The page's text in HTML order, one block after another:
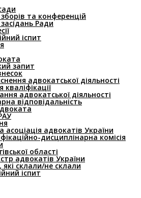
та конференцій
Ради
іспит
запит
адвокатської діяльності
адвокатської діяльності
відповідальність
адвокатів України
дисциплінарна комісія
області
адвокатів України
які склали/не склали
іспит